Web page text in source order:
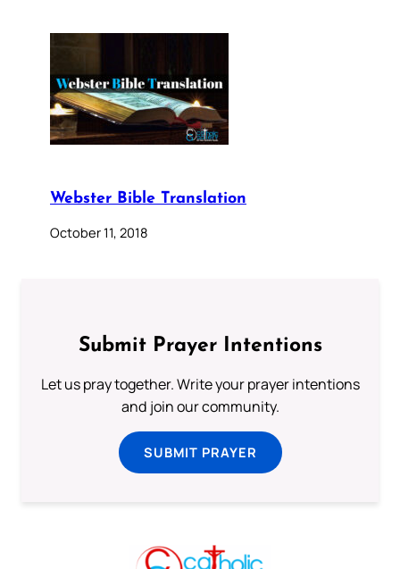
Webster Bible Translation
October 11, 2018
Submit Prayer Intentions
Let us pray together. Write your prayer intentions
and join our community.
SUBMIT PRAYER